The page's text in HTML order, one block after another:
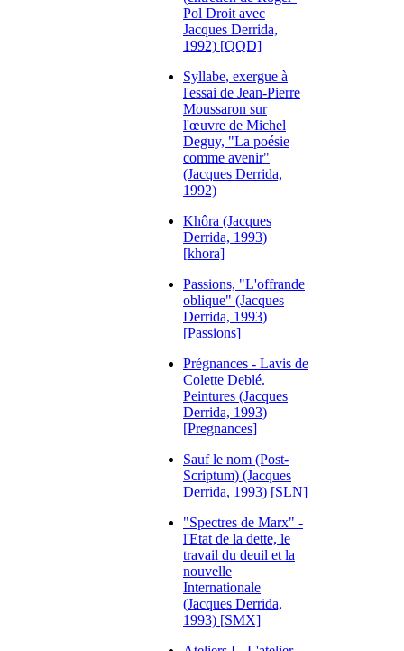
Pol Droit avec
Jacques Derrida,
1992) [QQD]
Syllabe, exergue à
l'essai de Jean-Pierre
Moussaron sur
l'œuvre de Michel
Deguy, "La poésie
comme avenir"
(Jacques Derrida,
1992)
Khôra (Jacques
Derrida, 1993)
[khora]
Passions, "L'offrande
oblique" (Jacques
Derrida, 1993)
[Passions]
Prégnances - Lavis de
Colette Deblé.
Peintures (Jacques
Derrida, 1993)
[Pregnances]
Sauf le nom (Post-
Scriptum) (Jacques
Derrida, 1993) [SLN]
"Spectres de Marx" -
l'Etat de la dette, le
travail du deuil et la
nouvelle
Internationale
(Jacques Derrida,
1993) [SMX]